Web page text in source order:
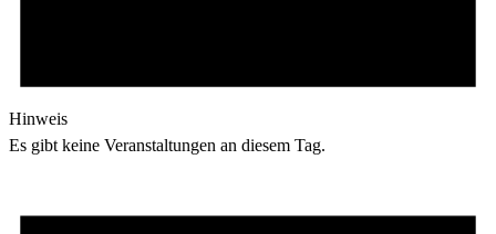
Hinweis
Es gibt keine Veranstaltungen an diesem Tag.